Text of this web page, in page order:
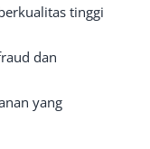
tinggi
dan
yang